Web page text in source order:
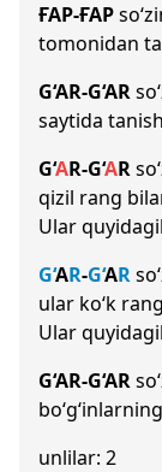
ҒАР-ҒАР
tomonidan
G‘AR-G‘AR
saytida
G‘AR-G‘AR
qizil rang
Ular
G‘AR-G‘AR
ular ko‘k
Ular
G‘AR-G‘AR
unlilar: 2